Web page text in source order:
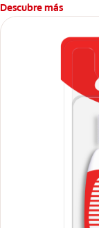
Descubre más